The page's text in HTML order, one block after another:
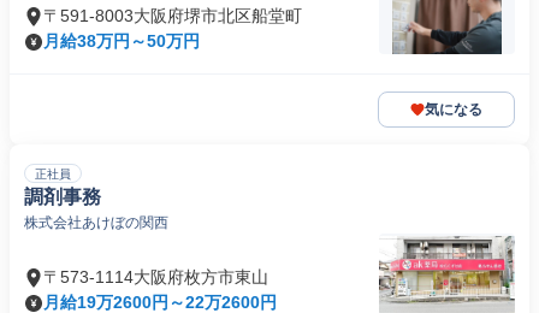
〒591-8003大阪府堺市北区船堂町
月給38万円～50万円
気になる
正社員
調剤事務
株式会社あけぼの関西
〒573-1114大阪府枚方市東山
月給19万2600円～22万2600円